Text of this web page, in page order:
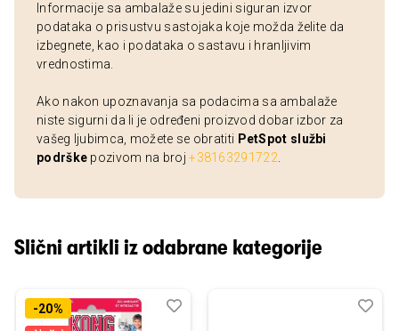
Informacije sa ambalaže su jedini siguran izvor
podataka o prisustvu sastojaka koje možda želite da
izbegnete, kao i podataka o sastavu i hranljivim
vrednostima.
Ako nakon upoznavanja sa podacima sa ambalaže
niste sigurni da li je određeni proizvod dobar izbor za
vašeg ljubimca, možete se obratiti PetSpot službi
podrške pozivom na broj+38163291722
Slični artikli iz odabrane kategorije
-20%
Dodaj
Uporedi